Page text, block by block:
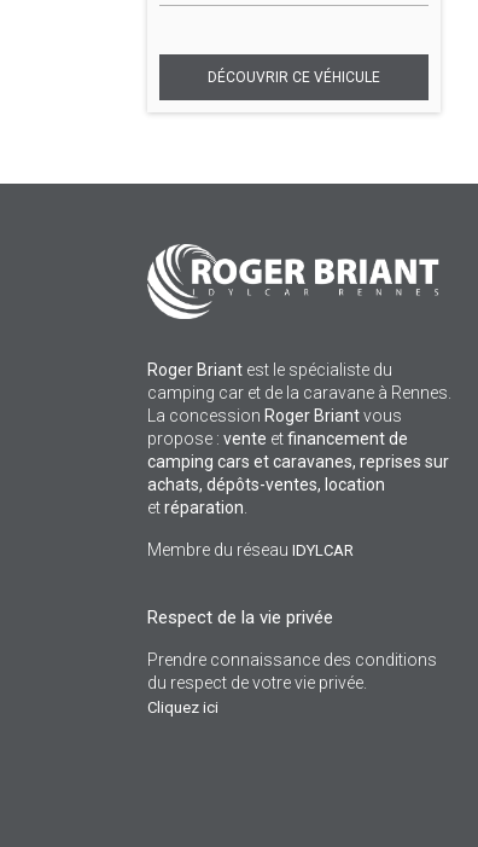
Roger Briant est le spécialiste du
camping car et de la caravane à Rennes.
La concession Roger Briantvous
propose : vente etfinancement de
camping cars et caravanes, reprises sur
achats, dépôts-ventes, location
etréparation
Membre du réseau IDYLCAR
Respect de la vie privée
Prendre connaissance des conditions
du respect de votre vie privée.
Cliquez ici